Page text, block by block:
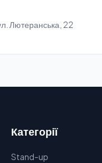
Лютеранська, 22
Категорії
Stand-up